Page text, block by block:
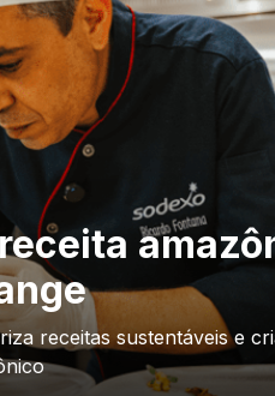
receitas sustentáveis e